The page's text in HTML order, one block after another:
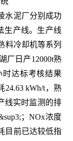
泥厂分别成功
生产线。生产线
料冷却机等系列
厂日产12000t熟
时达标考核结果
24.63 kWh/t，熟
线实时监测的排
；NOx浓度
目前已达较低指